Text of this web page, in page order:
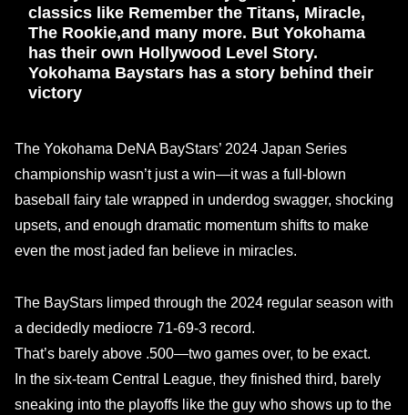
classics like Remember the Titans, Miracle,
The Rookie,and many more. But Yokohama
has their own Hollywood Level Story.
Yokohama Baystars has a story behind their
victory
The Yokohama DeNA BayStars’ 2024 Japan Series
championship wasn’t just a win—it was a full-blown
baseball fairy tale wrapped in underdog swagger, shocking
upsets, and enough dramatic momentum shifts to make
even the most jaded fan believe in miracles.
The BayStars limped through the 2024 regular season with
a decidedly mediocre 71-69-3 record.
That’s barely above .500—two games over, to be exact.
In the six-team Central League, they finished third, barely
sneaking into the playoffs like the guy who shows up to the